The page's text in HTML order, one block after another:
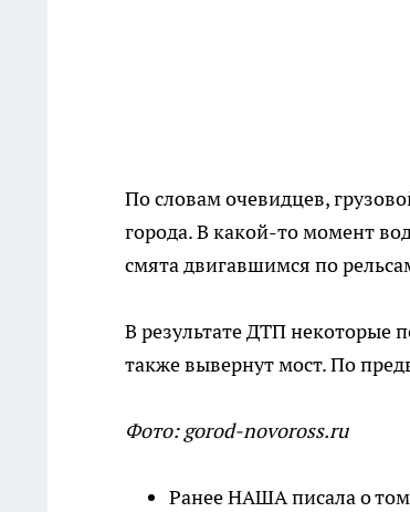
По словам очевидцев,
города. В какой-то момент
смята двигавшимся по
В результате ДТП некоторые
также вывернут мост. По
Фото: gorod-novoross.ru
Ранее НАША писала о